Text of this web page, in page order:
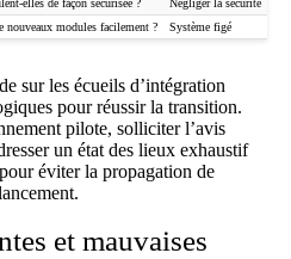
elles de façon sécurisée ?
Négliger la sécurité
nouveaux modules facilement ? Système figé
sur les écueils d’intégration
pour réussir la transition.
pilote, solliciter l’avis
un état des lieux exhaustif
éviter la propagation de
et mauvaises